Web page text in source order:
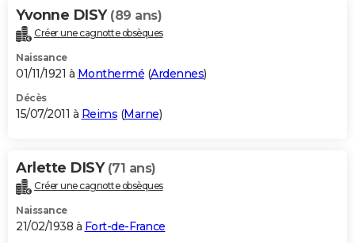
Yvonne DISY (89 ans)
Créer une cagnotte obsèques
Naissance
01/11/1921 à Monthermé (Ardennes)
Décès
15/07/2011 à Reims (Marne)
Arlette DISY (71 ans)
Créer une cagnotte obsèques
Naissance
21/02/1938 à Fort-de-France